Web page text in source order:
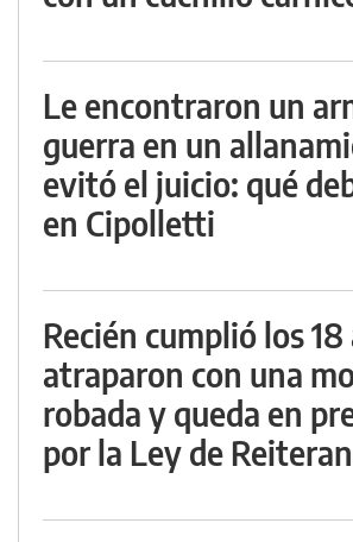
Le encontraron un
guerra en un
evitó el juicio: qué
en Cipolletti
Recién cumplió los
atraparon con una
robada y queda en
por la Ley de